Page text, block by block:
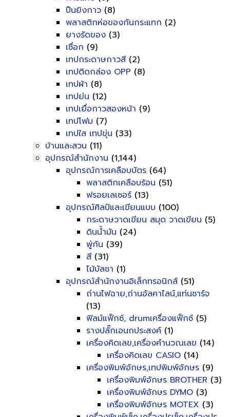
ปืนยิงกาว (8)
พลาสติกห่อของกันกระแทก (2)
ยางรัดของ (3)
เชื่อก (9)
เทปกระดาษกาวสี (2)
เทปติดกล่อง OPP (8)
เทปผ้า (8)
เทปย่น (12)
เทปเยื่อกาวสองหน้า (9)
เทปโฟม (7)
เทปใส เทปขุ่น (33)
บ้านและสวน (11)
อุปกรณ์สำนักงาน (1,144)
อุปกรณ์การเคลือบบัตร (64)
พลาสติกเคลือบร้อน (51)
ฟรอยเลเซอร์ (13)
อุปกรณ์ศิลป์และเขียนแบบ (100)
กระดาษวาดเขียน สมุด วาดเขียน (5)
ดินน้ำมัน (24)
พู่กัน (39)
สี (31)
ไม้บัลชา (1)
อุปกรณ์สำนักงานอิเล็กทรอนิกส์ (51)
ถ่านไฟฉาย,ถ่านอัลคาไลน์,แท่นชาร์จ
(13)
ฟิลม์แฟ็กซ์, drumเครื่องแฟ็กซ์ (5)
รางปลั๊กเอนกประสงค์ (1)
เครื่องคิดเลข,เครื่องคำนวณเลข (14)
เครื่องคิดเลข CASIO (14)
เครื่องพิมพ์อักษร,เทปพิมพ์อักษร (9)
เครื่องพิมพ์อักษร BROTHER (3)
เครื่องพิมพ์อักษร DYMO (3)
เครื่องพิมพ์อักษร MOTEX (3)